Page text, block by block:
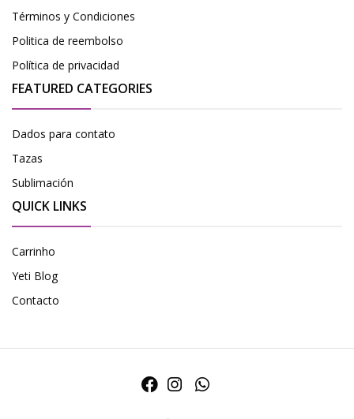
Términos y Condiciones
Politica de reembolso
Política de privacidad
FEATURED CATEGORIES
Dados para contato
Tazas
Sublimación
QUICK LINKS
Carrinho
Yeti Blog
Contacto